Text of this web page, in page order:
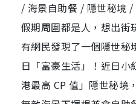
/ 海景自助餐 / 隱世秘境
假期周圍都是人，想出街
有網民發現了一個隱世
日「富豪生活」！近日
港最高 CP 值」隱世秘境